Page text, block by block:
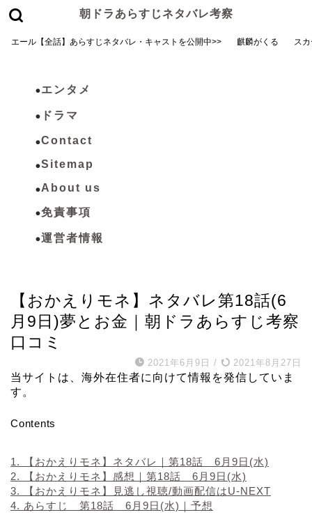
朝ドラあらすじネタバレ考察
エール【全話】あらすじネタバレ・キャストを公開中>> 麒麟がくる ス
エンタメ
ドラマ
Contact
Sitemap
About us
免責事項
運営者情報
【おかえりモネ】ネタバレ第18話(6
月9日)夢とお金｜朝ドラあらすじ考察
口コミ
2021年6月9日 / 2021年8月27日
当サイトは、海外在住者に向けて情報を発信していま
す。
Contents
1.
【おかえりモネ】ネタバレ｜第18話 6月9日(水)
2.
【おかえりモネ】感想｜第18話 6月9日(水)
3.
【おかえりモネ】見逃し視聴/動画配信はU-NEXT
4. あらすじ 第18話 6月9日(水)｜予想